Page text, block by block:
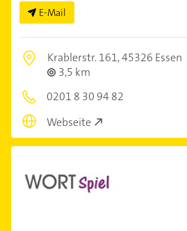
E-Mail
Krablerstr. 161,45326 Essen
3,5 km
0201 8 30 94 82
Webseite